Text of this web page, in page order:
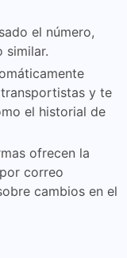
el número,
similar.
y te
el historial de
ofrecen la
correo
cambios en el